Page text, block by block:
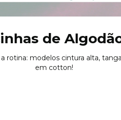
de
rotina: modelos cintura alta,
em cotton!